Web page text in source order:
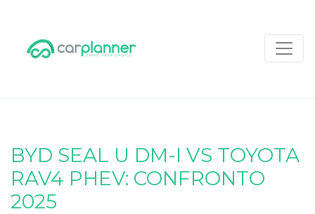
BYD SEAL U DM-I VS TOYOTA
RAV4 PHEV: CONFRONTO
2025